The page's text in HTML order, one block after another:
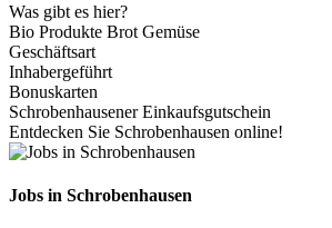
Was gibt es hier?
Bio Produkte Brot Gemüse
Geschäftsart
Inhabergeführt
Bonuskarten
Schrobenhausener Einkaufsgutschein
Entdecken Sie Schrobenhausen online!
Jobs in Schrobenhausen